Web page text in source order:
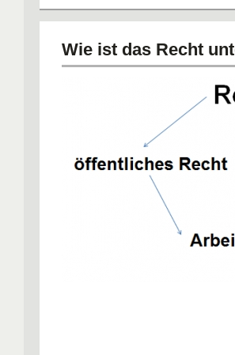
Wie ist das Recht